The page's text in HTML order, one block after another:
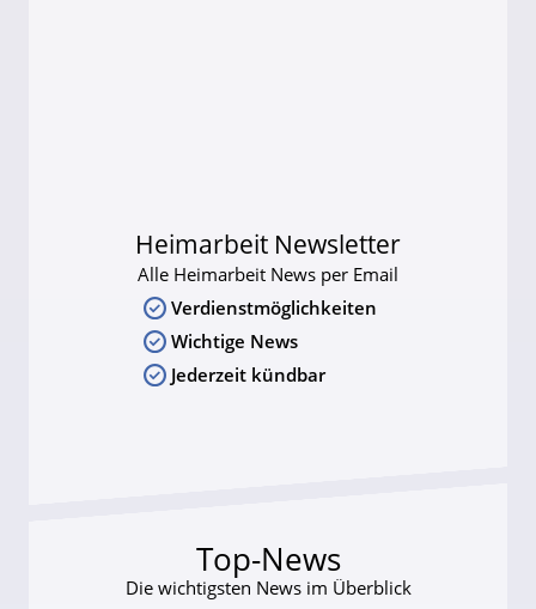
Heimarbeit Newsletter
Alle Heimarbeit News per Email
Verdienstmöglichkeiten
Wichtige News
Jederzeit kündbar
Top-News
Die wichtigsten News im Überblick